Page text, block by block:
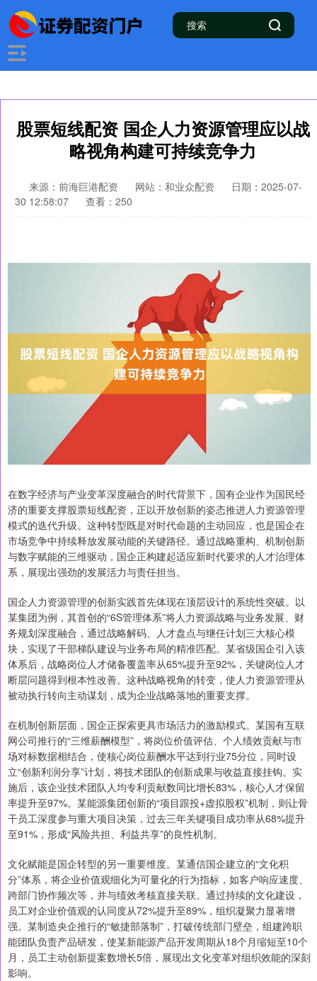
股票短线配资 国企人力资源管理应以战
略视角构建可持续竞争力
来源：前海巨港配资 网站：和业众配资
日期：2025-07-
30 12:58:07
查看：250
在数字经济与产业变革深度融合的时代背景下，国有企业作为国民经
济的重要支撑股票短线配资，正以开放创新的姿态推进人力资源管理
模式的迭代升级。这种转型既是对时代命题的主动回应，也是国企在
市场竞争中持续释放发展动能的关键路径。通过战略重构、机制创新
与数字赋能的三维驱动，国企正构建起适应新时代要求的人才治理体
系，展现出强劲的发展活力与责任担当。
国企人力资源管理的创新实践首先体现在顶层设计的系统性突破。以
某集团为例，其首创的“6S管理体系”将人力资源战略与业务发展、财
务规划深度融合，通过战略解码、人才盘点与继任计划三大核心模
块，实现了干部梯队建设与业务布局的精准匹配。某省级国企引入该
体系后，战略岗位人才储备覆盖率从65%提升至92%，关键岗位人才
断层问题得到根本性改善。这种战略视角的转变，使人力资源管理从
被动执行转向主动谋划，成为企业战略落地的重要支撑。
在机制创新层面，国企正探索更具市场活力的激励模式。某国有互联
网公司推行的“三维薪酬模型”，将岗位价值评估、个人绩效贡献与市
场对标数据相结合，使核心岗位薪酬水平达到行业75分位，同时设
立“创新利润分享”计划，将技术团队的创新成果与收益直接挂钩。实
施后，该企业技术团队人均专利贡献数同比增长83%，核心人才保留
率提升至97%。某能源集团创新的“项目跟投+虚拟股权”机制，则让骨
干员工深度参与重大项目决策，过去三年关键项目成功率从68%提升
至91%，形成“风险共担、利益共享”的良性机制。
文化赋能是国企转型的另一重要维度。某通信国企建立的“文化积
分”体系，将企业价值观细化为可量化的行为指标，如客户响应速度、
跨部门协作频次等，并与绩效考核直接关联。通过持续的文化建设，
员工对企业价值观的认同度从72%提升至89%，组织凝聚力显著增
强。某制造央企推行的“敏捷部落制”，打破传统部门壁垒，组建跨职
能团队负责产品研发，使某新能源产品开发周期从18个月缩短至10个
月，员工主动创新提案数增长5倍，展现出文化变革对组织效能的深刻
影响。